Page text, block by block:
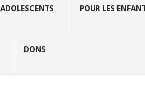
ADOLESCENTS POUR LES
DONS